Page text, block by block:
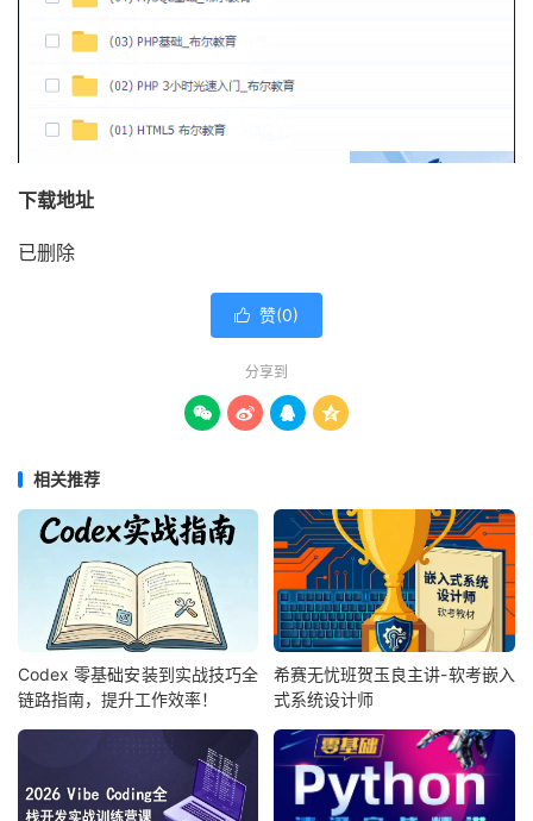
下载地址
已删除
 赞(0)
分享到
   
相关推荐
Codex 零基础安装到实战技巧全
链路指南，提升工作效率！
希赛无忧班贺玉良主讲-软考嵌入
式系统设计师